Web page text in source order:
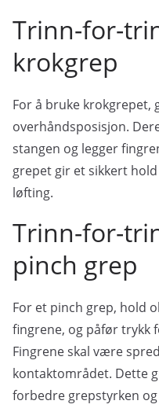
Trinn-for-
krokgrep
For å bruke krokgrepet,
overhåndsposisjon.
stangen og legger
grepet gir et sikkert
løfting.
Trinn-for-
pinch grep
For et pinch grep, hold
fingrene, og påfør trykk
Fingrene skal være
kontaktområdet. Dette
forbedre grepstyrken